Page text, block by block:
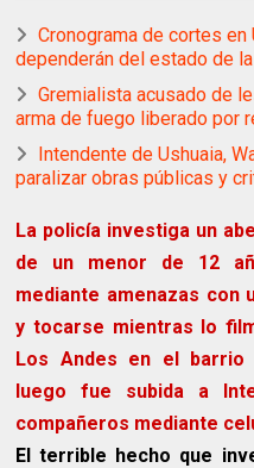
Cronograma de cortes en
dependerán del estado de
Gremialista acusado de
arma de fuego liberado por
Intendente de Ushuaia,
paralizar obras públicas y
La policía investiga un
de un menor de 12
mediante amenazas con
y tocarse mientras lo
Los Andes en el barrio
luego fue subida a
compañeros mediante
El terrible hecho que